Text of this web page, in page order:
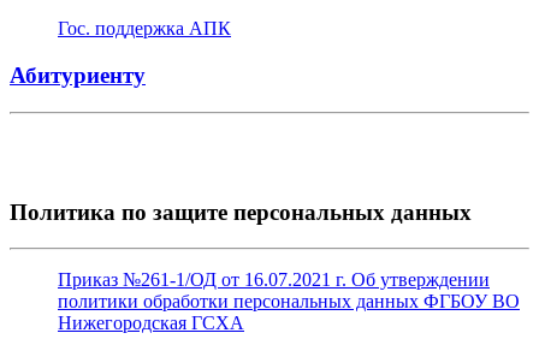
Гос. поддержка АПК
Абитуриенту
Политика по защите персональных данных
Приказ №261-1/ОД от 16.07.2021 г. Об утверждении
политики обработки персональных данных ФГБОУ ВО
Нижегородская ГСХА